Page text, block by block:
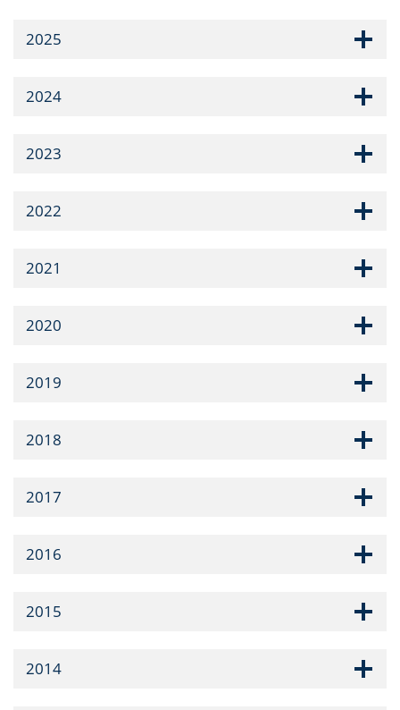
2025
2024
2023
2022
2021
2020
2019
2018
2017
2016
2015
2014